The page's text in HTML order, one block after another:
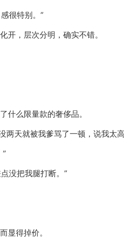
很特别。”
，层次分明，确实不错。
么限量款的奢侈品。
两天就被我爹骂了一顿，说我太
没把我腿打断。”
显得掉价。